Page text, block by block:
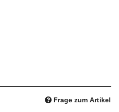
Frage zum Artikel